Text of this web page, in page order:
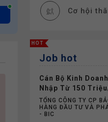
Cơ hội
Thiết bị
Thưởng
HOT
Job hot
Cán Bộ Kinh
Nhập Từ 150
Cứng Không Phụ
TỔNG CÔNG TY CP
HÀNG ĐẦU TƯ VÀ
- BIC